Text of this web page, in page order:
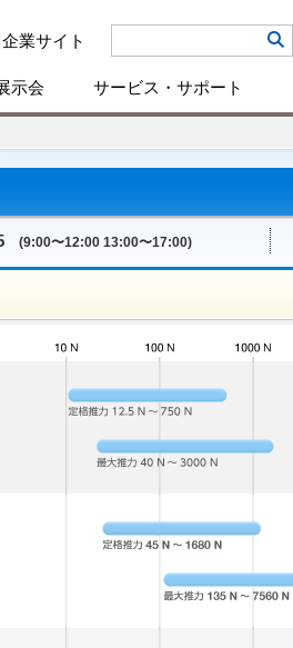
企業サイト
示会 サービス・サポート
(9:00〜12:00 13:00〜17:00)